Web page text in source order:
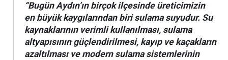
“Bugün Aydın’ın birçok ilçesinde üreticimizin
en büyük kaygılarından biri sulama suyudur. Su
kaynaklarının verimli kullanılması, sulama
altyapısının güçlendirilmesi, kayıp ve kaçakların
azaltılması ve modern sulama sistemlerinin